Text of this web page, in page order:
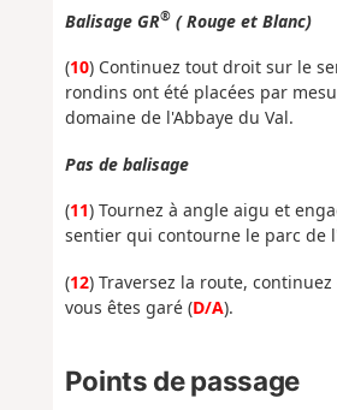
Balisage GR®( Rouge et Blanc)
(10) Continuez tout droit sur le
rondins ont été placées par
domaine de l'Abbaye du Val.
Pas de balisage
(11) Tournez à angle aigu et
sentier qui contourne le parc de
(12) Traversez la route,
vous êtes garé (D/A).
Points de passage